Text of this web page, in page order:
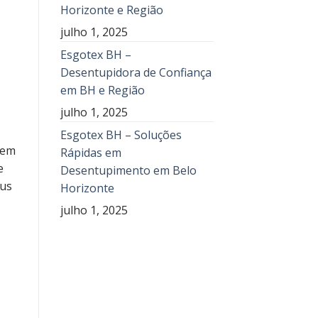
Horizonte e Região
julho 1, 2025
Esgotex BH –
Desentupidora de Confiança
em BH e Região
julho 1, 2025
Esgotex BH – Soluções
Rápidas em
Desentupimento em Belo
Horizonte
julho 1, 2025